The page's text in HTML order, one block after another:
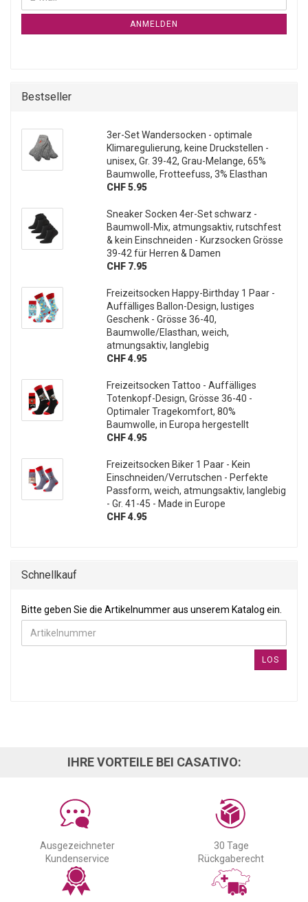
ANMELDEN
Bestseller
3er-Set Wandersocken - optimale
Klimaregulierung, keine Druckstellen -
unisex, Gr. 39-42, Grau-Melange, 65%
Baumwolle, Frotteefuss, 3% Elasthan
CHF 5.95
Sneaker Socken 4er-Set schwarz -
Baumwoll-Mix, atmungsaktiv, rutschfest
& kein Einschneiden - Kurzsocken Grösse
39-42 für Herren & Damen
CHF 7.95
Freizeitsocken Happy-Birthday 1 Paar -
Auffälliges Ballon-Design, lustiges
Geschenk - Grösse 36-40,
Baumwolle/Elasthan, weich,
atmungsaktiv, langlebig
CHF 4.95
Freizeitsocken Tattoo - Auffälliges
Totenkopf-Design, Grösse 36-40 -
Optimaler Tragekomfort, 80%
Baumwolle, in Europa hergestellt
CHF 4.95
Freizeitsocken Biker 1 Paar - Kein
Einschneiden/Verrutschen - Perfekte
Passform, weich, atmungsaktiv, langlebig
- Gr. 41-45 - Made in Europe
CHF 4.95
Schnellkauf
BITTE GEBEN SIE DIE ARTIKELNUMMER AUS UNSEREM
Bitte geben Sie die Artikelnummer aus unserem Katalog ein.
LOS
IHRE VORTEILE BEI CASATIVO:
Ausgezeichneter
Kundenservice
30 Tage
Rückgaberecht